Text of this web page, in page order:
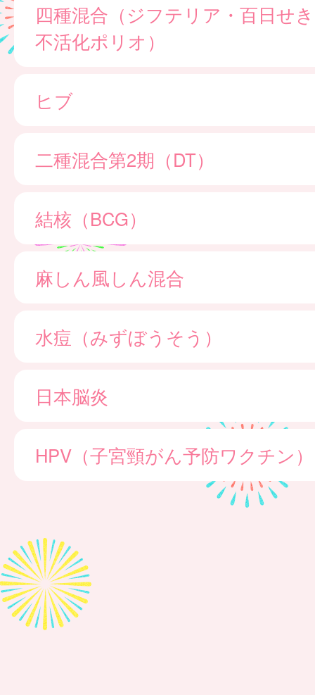
四種混合（ジフテリア・百日せ
不活化ポリオ）
ヒブ
二種混合第2期（DT）
結核（BCG）
麻しん風しん混合
水痘（みずぼうそう）
日本脳炎
HPV（子宮頸がん予防ワクチン）